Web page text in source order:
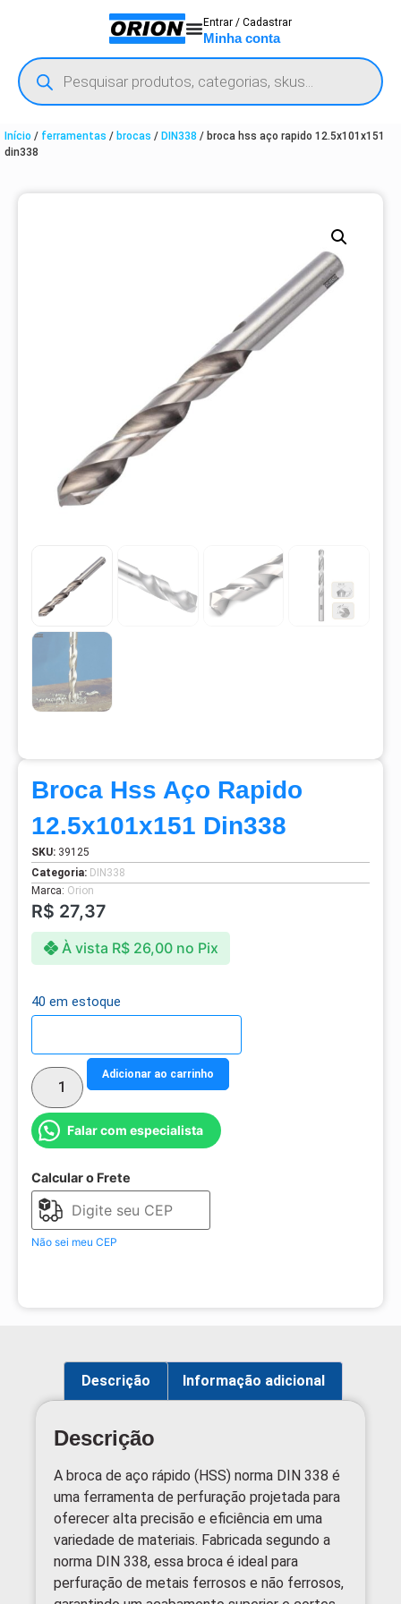
Entrar / Cadastrar
Minha conta
Início / ferramentas / brocas / DIN338 / broca hss aço rapido 12.5x101x151
din338
Broca Hss Aço Rapido
12.5x101x151 Din338
SKU: 39125
Categoria: DIN338
Marca: Orion
R$ 27,37
À vista R$26,00 no Pix
40 em estoque
Adicionar ao carrinho
Falar com especialista
Calcular o Frete
Não sei meu CEP
Descrição Informação adicional
Descrição
A broca de aço rápido (HSS) norma DIN 338 é
uma ferramenta de perfuração projetada para
oferecer alta precisão e eficiência em uma
variedade de materiais. Fabricada segundo a
norma DIN 338, essa broca é ideal para
perfuração de metais ferrosos e não ferrosos,